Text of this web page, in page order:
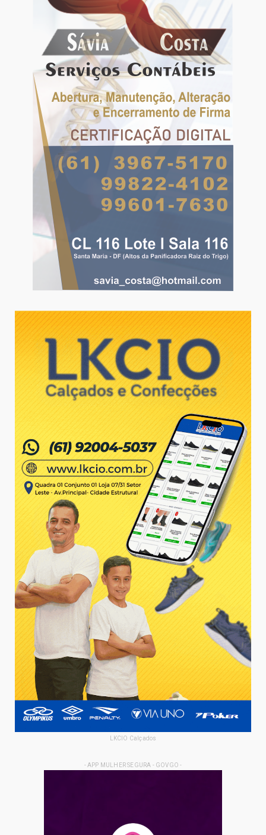
LKCIO Calçados
- APP MULHER SEGURA - GOVGO -